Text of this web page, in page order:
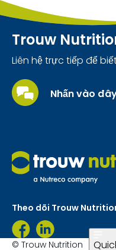
Trouw
Liên hệ trực tiếp để
Nhấn vào
Theo dõi Trouw
© Trouw Nutrition